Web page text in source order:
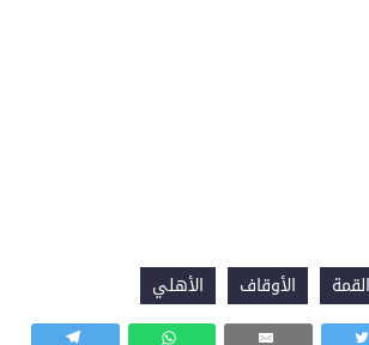
الأوقاف الأهلي